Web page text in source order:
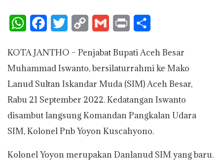
W
a
t
s
c
e
b
o
i
t
t
p
y
L
a
i
l
i
n
t
a
r
e
KOTA JANTHO – Penjabat Bupati Aceh Besar
Muhammad Iswanto, bersilaturrahmi ke Mako
Lanud Sultan Iskandar Muda (SIM) Aceh Besar,
Rabu 21 September 2022. Kedatangan Iswanto
disambut langsung Komandan Pangkalan Udara
SIM, Kolonel Pnb Yoyon Kuscahyono.
Kolonel Yoyon merupakan Danlanud SIM yang baru.